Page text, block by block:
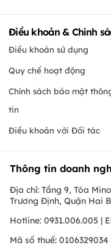
Điều khoản & Chính
Điều khoản sử dụng
Quy chế hoạt động
Chính sách bảo mật
tin
Điều khoản với Đối tác
Thông tin doanh
Địa chỉ: Tầng 9, Tòa
Trương Định, Quận Hai
Hotline: 0931.006.005 |
Mã số thuế: 0106329034